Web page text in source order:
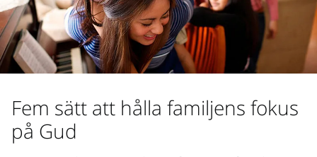
Fem sätt att hålla familjens fokus
på Gud